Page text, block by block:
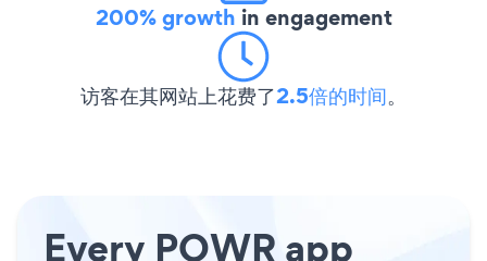
200% growth in engagement
访客在其网站上花费了2.5倍的时间。
Every POWR app